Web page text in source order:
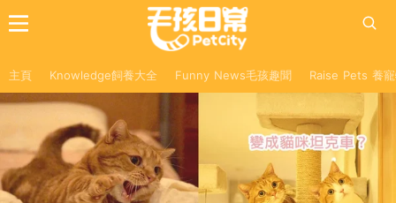
主頁 Knowledge飼養大全 Funny News毛孩趣聞 Raise Pets 養